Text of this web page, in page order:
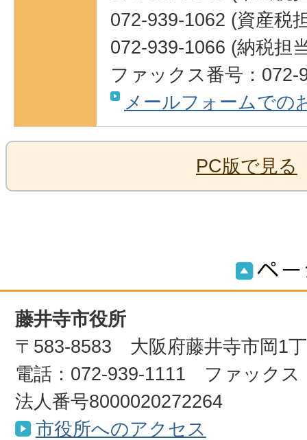
072-939-1062 (資産税
072-939-1066 (納税担
ファックス番号：072-
メールフォームでの
PC版で見る
藤井寺市役所
〒583-8583 大阪府藤井寺市岡1
電話：072-939-1111 ファックス
法人番号8000020272264
市役所へのアクセス